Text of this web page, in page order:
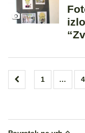
Brojevi
1 … 4